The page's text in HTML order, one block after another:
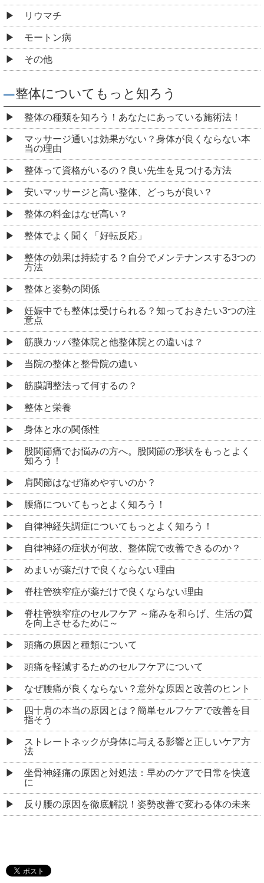
リウマチ
モートン病
その他
整体についてもっと知ろう
整体の種類を知ろう！あなたにあっている施術法！
マッサージ通いは効果がない？身体が良くならない本
当の理由
整体って資格がいるの？良い先生を見つける方法
安いマッサージと高い整体、どっちが良い？
整体の料金はなぜ高い？
整体でよく聞く「好転反応」
整体の効果は持続する？自分でメンテナンスする3つの
方法
整体と姿勢の関係
妊娠中でも整体は受けられる？知っておきたい3つの注
意点
筋膜カッパ整体院と他整体院との違いは？
当院の整体と整骨院の違い
筋膜調整法って何するの？
整体と栄養
身体と水の関係性
股関節痛でお悩みの方へ。股関節の形状をもっとよく
知ろう！
肩関節はなぜ痛めやすいのか？
腰痛についてもっとよく知ろう！
自律神経失調症についてもっとよく知ろう！
自律神経の症状が何故、整体院で改善できるのか？
めまいが薬だけで良くならない理由
脊柱管狭窄症が薬だけで良くならない理由
脊柱管狭窄症のセルフケア ～痛みを和らげ、生活の質
を向上させるために～
頭痛の原因と種類について
頭痛を軽減するためのセルフケアについて
なぜ腰痛が良くならない？意外な原因と改善のヒント
四十肩の本当の原因とは？簡単セルフケアで改善を目
指そう
ストレートネックが身体に与える影響と正しいケア方
法
坐骨神経痛の原因と対処法：早めのケアで日常を快適
に
反り腰の原因を徹底解説！姿勢改善で変わる体の未来